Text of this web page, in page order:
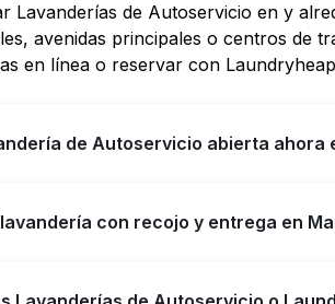
Lavanderías de Autoservicio en y
avenidas principales o centros de
en línea o reservar con
de Autoservicio abierta ahora
mapas en línea puede ayudarte a
con recojo y entrega en